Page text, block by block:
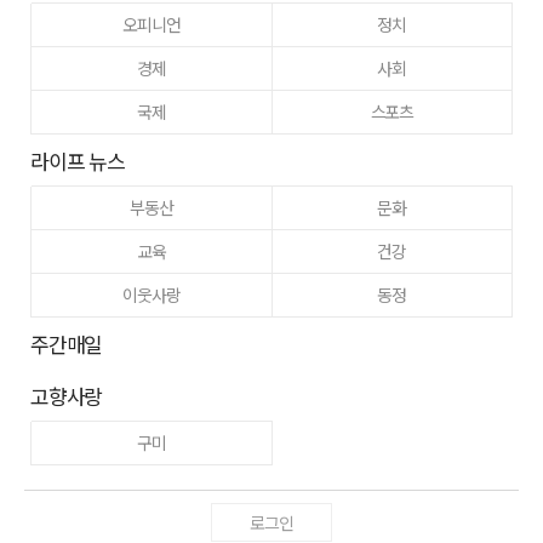
오피니언
정치
경제
사회
국제
스포츠
라이프 뉴스
부동산
문화
교육
건강
이웃사랑
동정
주간매일
고향사랑
구미
로그인